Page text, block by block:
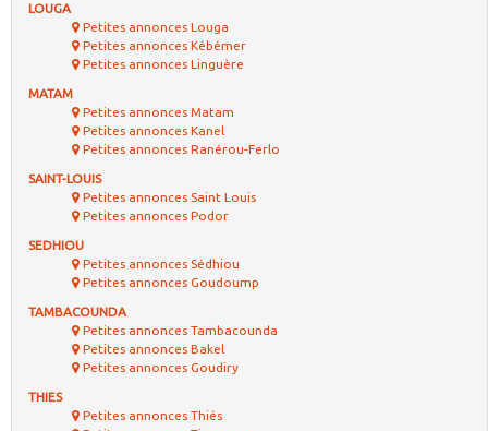
LOUGA
Petites annonces Louga
Petites annonces Kébémer
Petites annonces Linguère
MATAM
Petites annonces Matam
Petites annonces Kanel
Petites annonces Ranérou-Ferlo
SAINT-LOUIS
Petites annonces Saint Louis
Petites annonces Podor
SEDHIOU
Petites annonces Sédhiou
Petites annonces Goudoump
TAMBACOUNDA
Petites annonces Tambacounda
Petites annonces Bakel
Petites annonces Goudiry
THIES
Petites annonces Thiés